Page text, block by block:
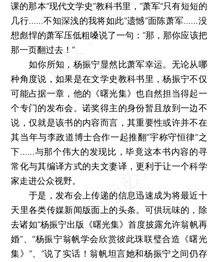
课的那本“现代文学史”教科书里，“萧军”只有短短的
几行……不知深浅的我将如此“遗憾”面陈萧军……没
想彪悍的萧军压低粗嗓说了一句：“那，那你应该把
那一页翻过去！”
如你所知，杨振宁显然比萧军幸运。无论从哪
种角度说，如果是在文学史教科书里，杨振宁不仅
可能占据一章，他的《曙光集》也自然担当得起一
个专门的发布会。诺奖得主的身份暂且放到一边不
说，仅就是该书的内容而言，其重要性或许并不在
其当年与李政道博士合作一起推翻“宇称守恒律”之
下……与那个伟大的发现比，毕竟这本书内容的寻
常化与其编译方式的夫文妻译，更利于让一个科学
家走进公众视野。
于是，发布会上传递的信息迅速成为将最近十
天里各类传媒新闻版面上的头条。可供玩味的，除
去诸如“杨振宁出版《曙光集》首度披露允许翁帆再
婚”、“杨振宁翁帆学会欣赏彼此珠联璧合造《曙光
集》”、“说了实话！翁帆坦言她和杨振宁之间仍存